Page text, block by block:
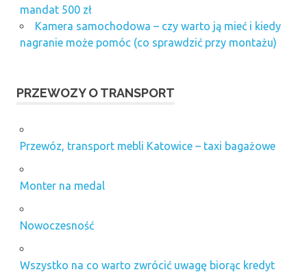
mandat 500 zł
Kamera samochodowa – czy warto ją mieć i kiedy
nagranie może pomóc (co sprawdzić przy montażu)
PRZEWOZY O TRANSPORT
Przewóz, transport mebli Katowice – taxi bagażowe
Monter na medal
Nowoczesność
Wszystko na co warto zwrócić uwagę biorąc kredyt